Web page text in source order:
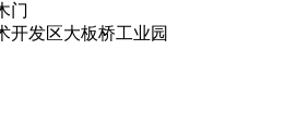
门
发区大板桥工业园